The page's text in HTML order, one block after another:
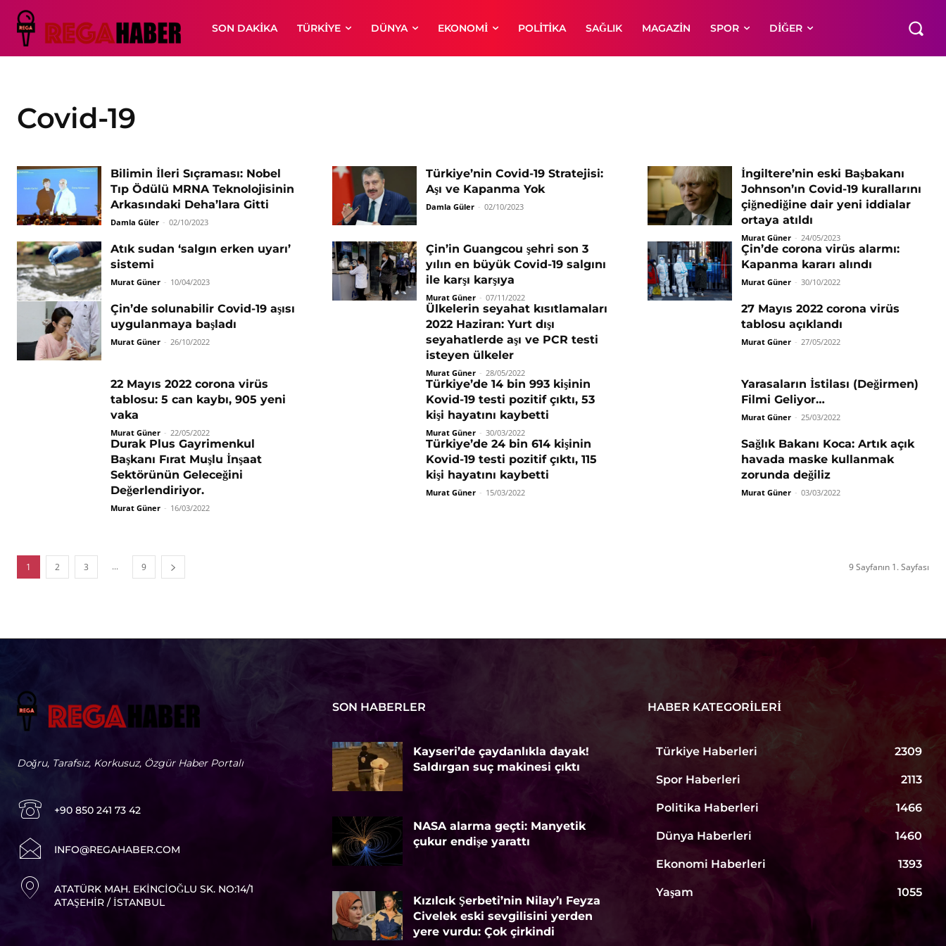
SON DAKIKA TÜRKIYE DÜNYA EKONOMI POLITIKA SAĞLIK MAGAZIN SPOR DIĞER
Covid-19
Bilimin İleri Sıçraması: Nobel
Tıp Ödülü MRNA Teknolojisinin
Arkasındaki Deha’lara Gitti
Damla Güler - 02/10/2023
Türkiye’nin Covid-19 Stratejisi:
Aşı ve Kapanma Yok
Damla Güler - 02/10/2023
İngiltere’nin eski Başbakanı
Johnson’ın Covid-19 kurallarını
çiğnediğine dair yeni iddialar
ortaya atıldı
Murat Güner - 24/05/2023
Atık sudan ‘salgın erken uyarı’
sistemi
Murat Güner - 10/04/2023
Çin’in Guangcou şehri son 3
yılın en büyük Covid-19 salgını
ile karşı karşıya
Murat Güner - 07/11/2022
Çin’de corona virüs alarmı:
Kapanma kararı alındı
Murat Güner - 30/10/2022
Çin’de solunabilir Covid-19 aşısı
uygulanmaya başladı
Murat Güner - 26/10/2022
Ülkelerin seyahat kısıtlamaları
2022 Haziran: Yurt dışı
seyahatlerde aşı ve PCR testi
isteyen ülkeler
Murat Güner - 28/05/2022
27 Mayıs 2022 corona virüs
tablosu açıklandı
Murat Güner - 27/05/2022
22 Mayıs 2022 corona virüs
tablosu: 5 can kaybı, 905 yeni
vaka
Murat Güner - 22/05/2022
Türkiye’de 14 bin 993 kişinin
Kovid-19 testi pozitif çıktı, 53
kişi hayatını kaybetti
Murat Güner - 30/03/2022
Yarasaların İstilası (Değirmen)
Filmi Geliyor…
Murat Güner - 25/03/2022
Durak Plus Gayrimenkul
Başkanı Fırat Muşlu İnşaat
Sektörünün Geleceğini
Değerlendiriyor.
Murat Güner - 16/03/2022
Türkiye’de 24 bin 614 kişinin
Kovid-19 testi pozitif çıktı, 115
kişi hayatını kaybetti
Murat Güner - 15/03/2022
Sağlık Bakanı Koca: Artık açık
havada maske kullanmak
zorunda değiliz
Murat Güner - 03/03/2022
1 2 3 ... 9 9 Sayfanın 1. Sayfası
Doğru, Tarafsız, Korkusuz, Özgür Haber Portalı
+90 850 241 73 42
INFO@REGAHABER.COM
ATATÜRK MAH. EKINCIOĞLU SK. NO:14/1
ATAŞEHIR / İSTANBUL
SON HABERLER
Kayseri’de çaydanlıkla dayak!
Saldırgan suç makinesi çıktı
NASA alarma geçti: Manyetik
çukur endişe yarattı
Kızılcık Şerbeti’nin Nilay’ı Feyza
Civelek eski sevgilisini yerden
yere vurdu: Çok çirkindi
HABER KATEGORILERI
Türkiye Haberleri 2309
Spor Haberleri 2113
Politika Haberleri 1466
Dünya Haberleri 1460
Ekonomi Haberleri 1393
Yaşam 1055